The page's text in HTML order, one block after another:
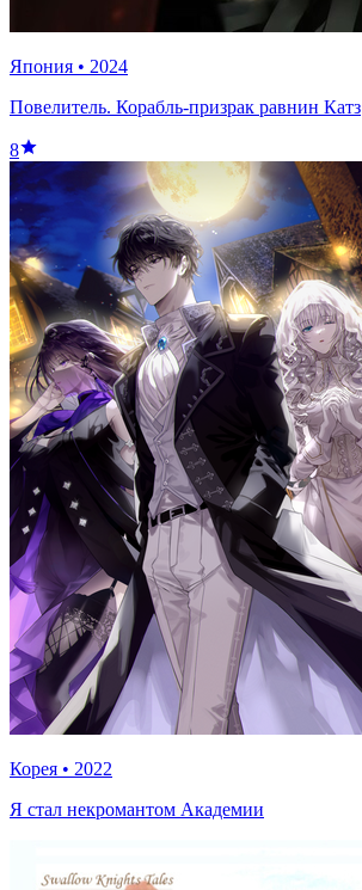
Япония • 2024
Повелитель. Корабль-призрак равнин Катз
8
Корея • 2022
Я стал некромантом Академии